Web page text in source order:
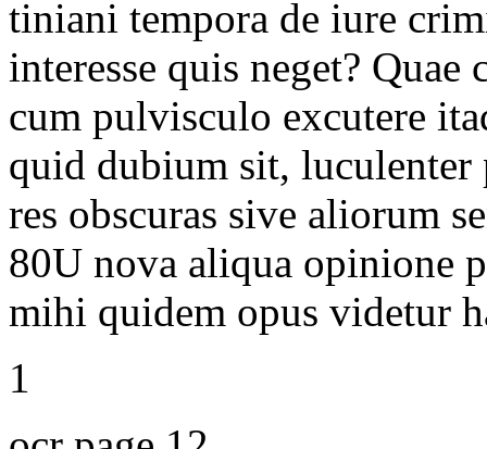
tiniani tempora de iure
interesse quis neget?
cum pulvisculo excutere
quid dubium sit, luculenter
res obscuras sive aliorum
80U nova aliqua opinione
mihi quidem opus videtur
1